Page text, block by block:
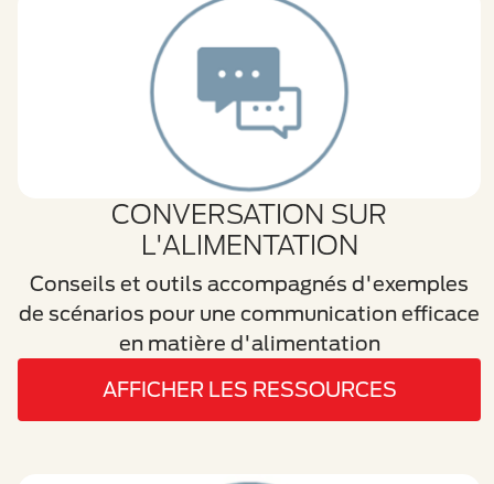
CONVERSATION SUR
L'ALIMENTATION
Conseils et outils accompagnés d'exemples
de scénarios pour une communication efficace
en matière d'alimentation
AFFICHER LES RESSOURCES